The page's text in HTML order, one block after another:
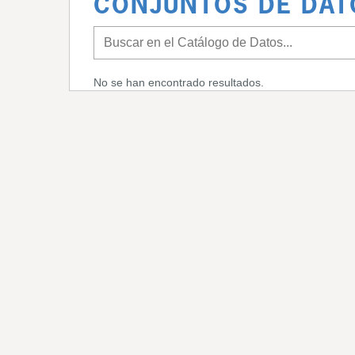
CONJUNTOS DE
No se han encontrado resultados.